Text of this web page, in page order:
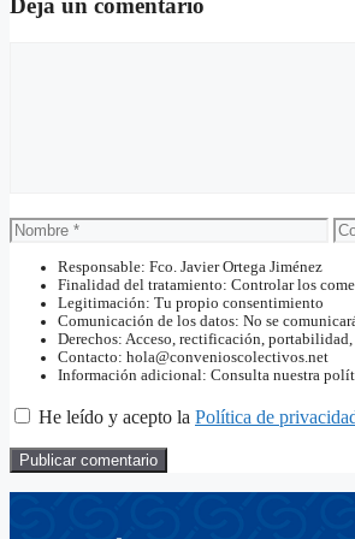
Deja un comentario
Nombre
Responsable: Fco. Javier Ortega Jiménez
Finalidad del tratamiento: Controlar los
Legitimación: Tu propio consentimiento
Comunicación de los datos: No se
Derechos: Acceso, rectificación,
Contacto: hola@convenioscolectivos.net
Información adicional: Consulta nuestra
He leído y acepto la Política de